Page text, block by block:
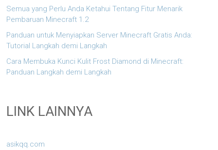
Semua yang Perlu Anda Ketahui Tentang Fitur Menarik
Pembaruan Minecraft 1.2
Panduan untuk Menyiapkan Server Minecraft Gratis Anda:
Tutorial Langkah demi Langkah
Cara Membuka Kunci Kulit Frost Diamond di Minecraft:
Panduan Langkah demi Langkah
LINK LAINNYA
asikqq.com